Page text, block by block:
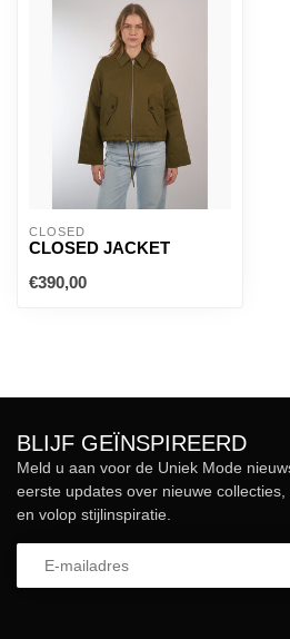
CLOSED
CLOSED JACKET
€390,00
BLIJF GEÏNSPIREERD
Meld u aan voor de Uniek Mode
eerste updates over nieuwe
en volop stijlinspiratie.